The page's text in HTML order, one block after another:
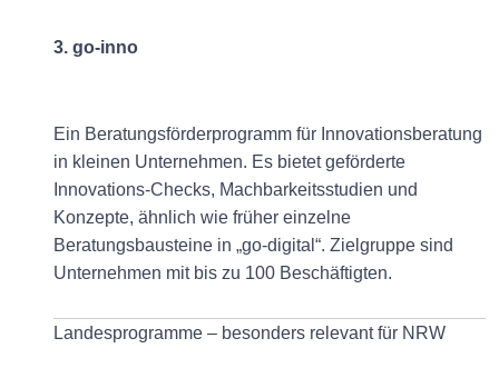
3. go-inno
Ein Beratungsförderprogramm für Innovationsberatung
in kleinen Unternehmen. Es bietet geförderte
Innovations-Checks, Machbarkeitsstudien und
Konzepte, ähnlich wie früher einzelne
Beratungsbausteine in „go-digital“. Zielgruppe sind
Unternehmen mit bis zu 100 Beschäftigten.
Landesprogramme – besonders relevant für NRW